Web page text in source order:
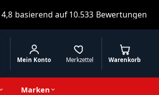
4,8 basierend auf10.533 Bewertungen
Merkzettel
Mein Konto Warenkorb
Marken
Zum Kaufbereich